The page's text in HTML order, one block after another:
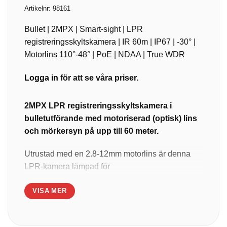
Artikelnr: 98161
Bullet | 2MPX | Smart-sight | LPR
registreringsskyltskamera | IR 60m | IP67 | -30° |
Motorlins 110°-48° | PoE | NDAA | True WDR
Logga in för att se våra priser.
2MPX LPR registreringsskyltskamera i
bulletutförande med motoriserad (optisk) lins
och mörkersyn på upp till 60 meter.
Utrustad med en 2.8-12mm motorlins är denna
LPR-kamera lämpad för
registreringsskyltar i både inom- och
VISA MER